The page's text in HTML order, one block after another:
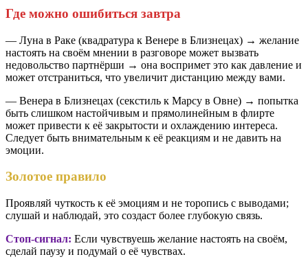
Где можно ошибиться завтра
— Луна в Раке (квадратура к Венере в Близнецах) → желание
настоять на своём мнении в разговоре может вызвать
недовольство партнёрши → она воспримет это как давление и
может отстраниться, что увеличит дистанцию между вами.
— Венера в Близнецах (секстиль к Марсу в Овне) → попытка
быть слишком настойчивым и прямолинейным в флирте
может привести к её закрытости и охлаждению интереса.
Следует быть внимательным к её реакциям и не давить на
эмоции.
Золотое правило
Проявляй чуткость к её эмоциям и не торопись с выводами;
слушай и наблюдай, это создаст более глубокую связь.
Стоп-сигнал: Если чувствуешь желание настоять на своём,
сделай паузу и подумай о её чувствах.